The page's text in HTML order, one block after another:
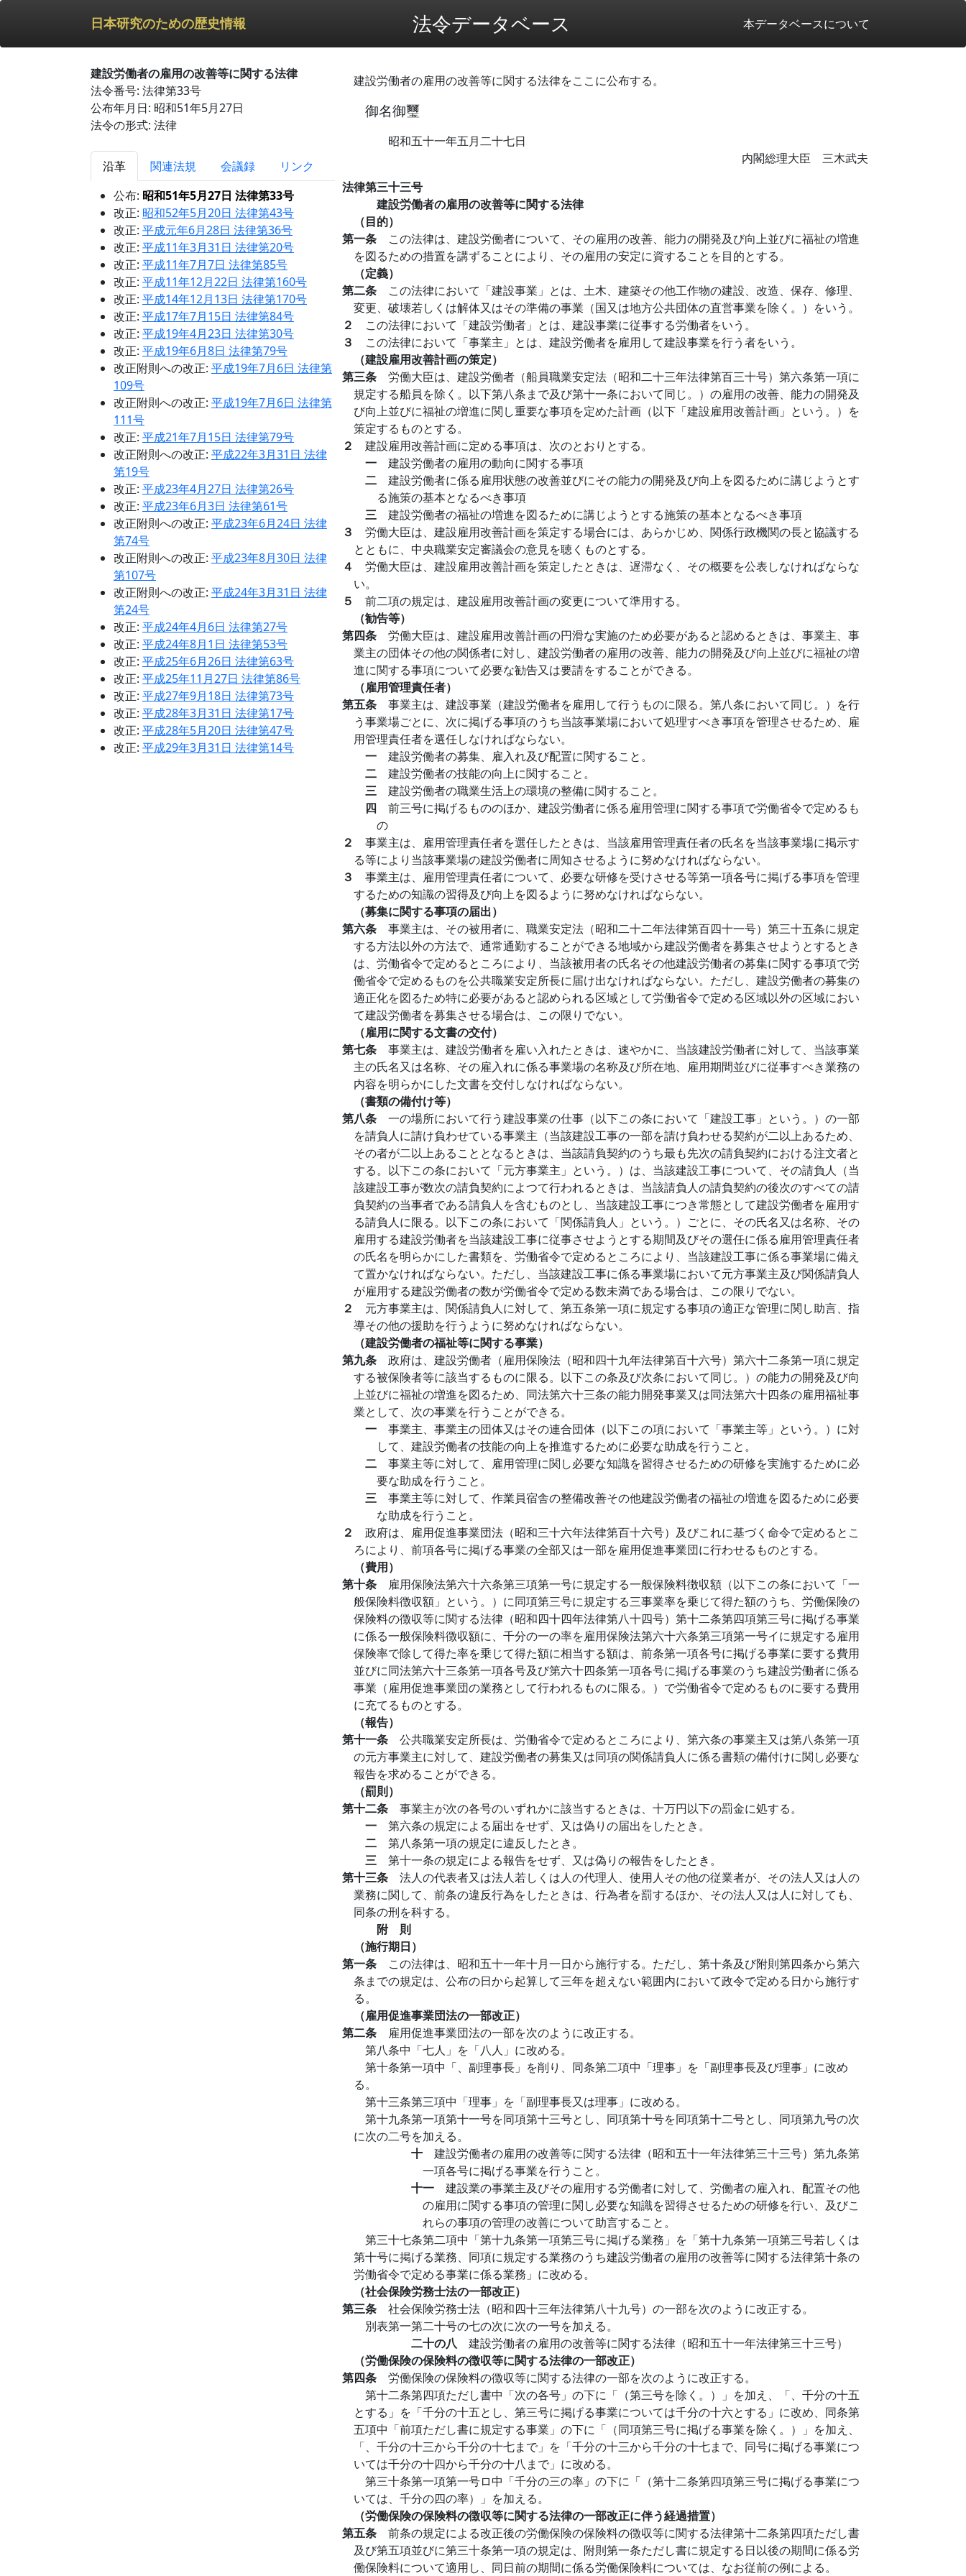
日本研究のための歴史情報 法令データベース 本データベースについて
建設労働者の雇用の改善等に関する法律
法令番号: 法律第33号
公布年月日: 昭和51年5月27日
法令の形式: 法律
沿革 関連法規 会議録
リンク
公布: 昭和51年5月27日 法律第33号
改正: 昭和52年5月20日 法律第43号
改正: 平成元年6月28日 法律第36号
改正: 平成11年3月31日 法律第20号
改正: 平成11年7月7日 法律第85号
改正: 平成11年12月22日 法律第160号
改正: 平成14年12月13日 法律第170号
改正: 平成17年7月15日 法律第84号
改正: 平成19年4月23日 法律第30号
改正: 平成19年6月8日 法律第79号
改正附則への改正: 平成19年7月6日 法律第
109号
改正附則への改正: 平成19年7月6日 法律第
111号
改正: 平成21年7月15日 法律第79号
改正附則への改正: 平成22年3月31日 法律
第19号
改正: 平成23年4月27日 法律第26号
改正: 平成23年6月3日 法律第61号
改正附則への改正: 平成23年6月24日 法律
第74号
改正附則への改正: 平成23年8月30日 法律
第107号
改正附則への改正: 平成24年3月31日 法律
第24号
改正: 平成24年4月6日 法律第27号
改正: 平成24年8月1日 法律第53号
改正: 平成25年6月26日 法律第63号
改正: 平成25年11月27日 法律第86号
改正: 平成27年9月18日 法律第73号
改正: 平成28年3月31日 法律第17号
改正: 平成28年5月20日 法律第47号
改正: 平成29年3月31日 法律第14号
建設労働者の雇用の改善等に関する法律をここに公布する。
御名御璽
昭和五十一年五月二十七日
内閣総理大臣 三木武夫
法律第三十三号
建設労働者の雇用の改善等に関する法律
（目的）
第一条 この法律は、建設労働者について、その雇用の改善、能力の開発及び向上並びに福祉の増進
を図るための措置を講ずることにより、その雇用の安定に資することを目的とする。
（定義）
第二条 この法律において「建設事業」とは、土木、建築その他工作物の建設、改造、保存、修理、
変更、破壊若しくは解体又はその準備の事業（国又は地方公共団体の直営事業を除く。）をいう。
２ この法律において「建設労働者」とは、建設事業に従事する労働者をいう。
３ この法律において「事業主」とは、建設労働者を雇用して建設事業を行う者をいう。
（建設雇用改善計画の策定）
第三条 労働大臣は、建設労働者（船員職業安定法（昭和二十三年法律第百三十号）第六条第一項に
規定する船員を除く。以下第八条まで及び第十一条において同じ。）の雇用の改善、能力の開発及
び向上並びに福祉の増進に関し重要な事項を定めた計画（以下「建設雇用改善計画」という。）を
策定するものとする。
２ 建設雇用改善計画に定める事項は、次のとおりとする。
一 建設労働者の雇用の動向に関する事項
二 建設労働者に係る雇用状態の改善並びにその能力の開発及び向上を図るために講じようとす
る施策の基本となるべき事項
三 建設労働者の福祉の増進を図るために講じようとする施策の基本となるべき事項
３ 労働大臣は、建設雇用改善計画を策定する場合には、あらかじめ、関係行政機関の長と協議する
とともに、中央職業安定審議会の意見を聴くものとする。
４ 労働大臣は、建設雇用改善計画を策定したときは、遅滞なく、その概要を公表しなければならな
い。
５ 前二項の規定は、建設雇用改善計画の変更について準用する。
（勧告等）
第四条 労働大臣は、建設雇用改善計画の円滑な実施のため必要があると認めるときは、事業主、事
業主の団体その他の関係者に対し、建設労働者の雇用の改善、能力の開発及び向上並びに福祉の増
進に関する事項について必要な勧告又は要請をすることができる。
（雇用管理責任者）
第五条 事業主は、建設事業（建設労働者を雇用して行うものに限る。第八条において同じ。）を行
う事業場ごとに、次に掲げる事項のうち当該事業場において処理すべき事項を管理させるため、雇
用管理責任者を選任しなければならない。
一 建設労働者の募集、雇入れ及び配置に関すること。
二 建設労働者の技能の向上に関すること。
三 建設労働者の職業生活上の環境の整備に関すること。
四 前三号に掲げるもののほか、建設労働者に係る雇用管理に関する事項で労働省令で定めるも
の
２ 事業主は、雇用管理責任者を選任したときは、当該雇用管理責任者の氏名を当該事業場に掲示す
る等により当該事業場の建設労働者に周知させるように努めなければならない。
３ 事業主は、雇用管理責任者について、必要な研修を受けさせる等第一項各号に掲げる事項を管理
するための知識の習得及び向上を図るように努めなければならない。
（募集に関する事項の届出）
第六条 事業主は、その被用者に、職業安定法（昭和二十二年法律第百四十一号）第三十五条に規定
する方法以外の方法で、通常通勤することができる地域から建設労働者を募集させようとするとき
は、労働省令で定めるところにより、当該被用者の氏名その他建設労働者の募集に関する事項で労
働省令で定めるものを公共職業安定所長に届け出なければならない。ただし、建設労働者の募集の
適正化を図るため特に必要があると認められる区域として労働省令で定める区域以外の区域におい
て建設労働者を募集させる場合は、この限りでない。
（雇用に関する文書の交付）
第七条 事業主は、建設労働者を雇い入れたときは、速やかに、当該建設労働者に対して、当該事業
主の氏名又は名称、その雇入れに係る事業場の名称及び所在地、雇用期間並びに従事すべき業務の
内容を明らかにした文書を交付しなければならない。
（書類の備付け等）
第八条 一の場所において行う建設事業の仕事（以下この条において「建設工事」という。）の一部
を請負人に請け負わせている事業主（当該建設工事の一部を請け負わせる契約が二以上あるため、
その者が二以上あることとなるときは、当該請負契約のうち最も先次の請負契約における注文者と
する。以下この条において「元方事業主」という。）は、当該建設工事について、その請負人（当
該建設工事が数次の請負契約によつて行われるときは、当該請負人の請負契約の後次のすべての請
負契約の当事者である請負人を含むものとし、当該建設工事につき常態として建設労働者を雇用す
る請負人に限る。以下この条において「関係請負人」という。）ごとに、その氏名又は名称、その
雇用する建設労働者を当該建設工事に従事させようとする期間及びその選任に係る雇用管理責任者
の氏名を明らかにした書類を、労働省令で定めるところにより、当該建設工事に係る事業場に備え
て置かなければならない。ただし、当該建設工事に係る事業場において元方事業主及び関係請負人
が雇用する建設労働者の数が労働省令で定める数未満である場合は、この限りでない。
２ 元方事業主は、関係請負人に対して、第五条第一項に規定する事項の適正な管理に関し助言、指
導その他の援助を行うように努めなければならない。
（建設労働者の福祉等に関する事業）
第九条 政府は、建設労働者（雇用保険法（昭和四十九年法律第百十六号）第六十二条第一項に規定
する被保険者等に該当するものに限る。以下この条及び次条において同じ。）の能力の開発及び向
上並びに福祉の増進を図るため、同法第六十三条の能力開発事業又は同法第六十四条の雇用福祉事
業として、次の事業を行うことができる。
一 事業主、事業主の団体又はその連合団体（以下この項において「事業主等」という。）に対
して、建設労働者の技能の向上を推進するために必要な助成を行うこと。
二 事業主等に対して、雇用管理に関し必要な知識を習得させるための研修を実施するために必
要な助成を行うこと。
三 事業主等に対して、作業員宿舎の整備改善その他建設労働者の福祉の増進を図るために必要
な助成を行うこと。
２ 政府は、雇用促進事業団法（昭和三十六年法律第百十六号）及びこれに基づく命令で定めるとこ
ろにより、前項各号に掲げる事業の全部又は一部を雇用促進事業団に行わせるものとする。
（費用）
第十条 雇用保険法第六十六条第三項第一号に規定する一般保険料徴収額（以下この条において「一
般保険料徴収額」という。）に同項第三号に規定する三事業率を乗じて得た額のうち、労働保険の
保険料の徴収等に関する法律（昭和四十四年法律第八十四号）第十二条第四項第三号に掲げる事業
に係る一般保険料徴収額に、千分の一の率を雇用保険法第六十六条第三項第一号イに規定する雇用
保険率で除して得た率を乗じて得た額に相当する額は、前条第一項各号に掲げる事業に要する費用
並びに同法第六十三条第一項各号及び第六十四条第一項各号に掲げる事業のうち建設労働者に係る
事業（雇用促進事業団の業務として行われるものに限る。）で労働省令で定めるものに要する費用
に充てるものとする。
（報告）
第十一条 公共職業安定所長は、労働省令で定めるところにより、第六条の事業主又は第八条第一項
の元方事業主に対して、建設労働者の募集又は同項の関係請負人に係る書類の備付けに関し必要な
報告を求めることができる。
（罰則）
第十二条 事業主が次の各号のいずれかに該当するときは、十万円以下の罰金に処する。
一 第六条の規定による届出をせず、又は偽りの届出をしたとき。
二 第八条第一項の規定に違反したとき。
三 第十一条の規定による報告をせず、又は偽りの報告をしたとき。
第十三条 法人の代表者又は法人若しくは人の代理人、使用人その他の従業者が、その法人又は人の
業務に関して、前条の違反行為をしたときは、行為者を罰するほか、その法人又は人に対しても、
同条の刑を科する。
附 則
（施行期日）
第一条 この法律は、昭和五十一年十月一日から施行する。ただし、第十条及び附則第四条から第六
条までの規定は、公布の日から起算して三年を超えない範囲内において政令で定める日から施行す
る。
（雇用促進事業団法の一部改正）
第二条 雇用促進事業団法の一部を次のように改正する。
第八条中「七人」を「八人」に改める。
第十条第一項中「、副理事長」を削り、同条第二項中「理事」を「副理事長及び理事」に改め
る。
第十三条第三項中「理事」を「副理事長又は理事」に改める。
第十九条第一項第十一号を同項第十三号とし、同項第十号を同項第十二号とし、同項第九号の次
に次の二号を加える。
十 建設労働者の雇用の改善等に関する法律（昭和五十一年法律第三十三号）第九条第
一項各号に掲げる事業を行うこと。
十一 建設業の事業主及びその雇用する労働者に対して、労働者の雇入れ、配置その他
の雇用に関する事項の管理に関し必要な知識を習得させるための研修を行い、及びこ
れらの事項の管理の改善について助言すること。
第三十七条第二項中「第十九条第一項第三号に掲げる業務」を「第十九条第一項第三号若しくは
第十号に掲げる業務、同項に規定する業務のうち建設労働者の雇用の改善等に関する法律第十条の
労働省令で定める事業に係る業務」に改める。
（社会保険労務士法の一部改正）
第三条 社会保険労務士法（昭和四十三年法律第八十九号）の一部を次のように改正する。
別表第一第二十号の七の次に次の一号を加える。
二十の八 建設労働者の雇用の改善等に関する法律（昭和五十一年法律第三十三号）
（労働保険の保険料の徴収等に関する法律の一部改正）
第四条 労働保険の保険料の徴収等に関する法律の一部を次のように改正する。
第十二条第四項ただし書中「次の各号」の下に「（第三号を除く。）」を加え、「、千分の十五
とする」を「千分の十五とし、第三号に掲げる事業については千分の十六とする」に改め、同条第
五項中「前項ただし書に規定する事業」の下に「（同項第三号に掲げる事業を除く。）」を加え、
「、千分の十三から千分の十七まで」を「千分の十三から千分の十七まで、同号に掲げる事業につ
いては千分の十四から千分の十八まで」に改める。
第三十条第一項第一号ロ中「千分の三の率」の下に「（第十二条第四項第三号に掲げる事業につ
いては、千分の四の率）」を加える。
（労働保険の保険料の徴収等に関する法律の一部改正に伴う経過措置）
第五条 前条の規定による改正後の労働保険の保険料の徴収等に関する法律第十二条第四項ただし書
及び第五項並びに第三十条第一項の規定は、附則第一条ただし書に規定する日以後の期間に係る労
働保険料について適用し、同日前の期間に係る労働保険料については、なお従前の例による。